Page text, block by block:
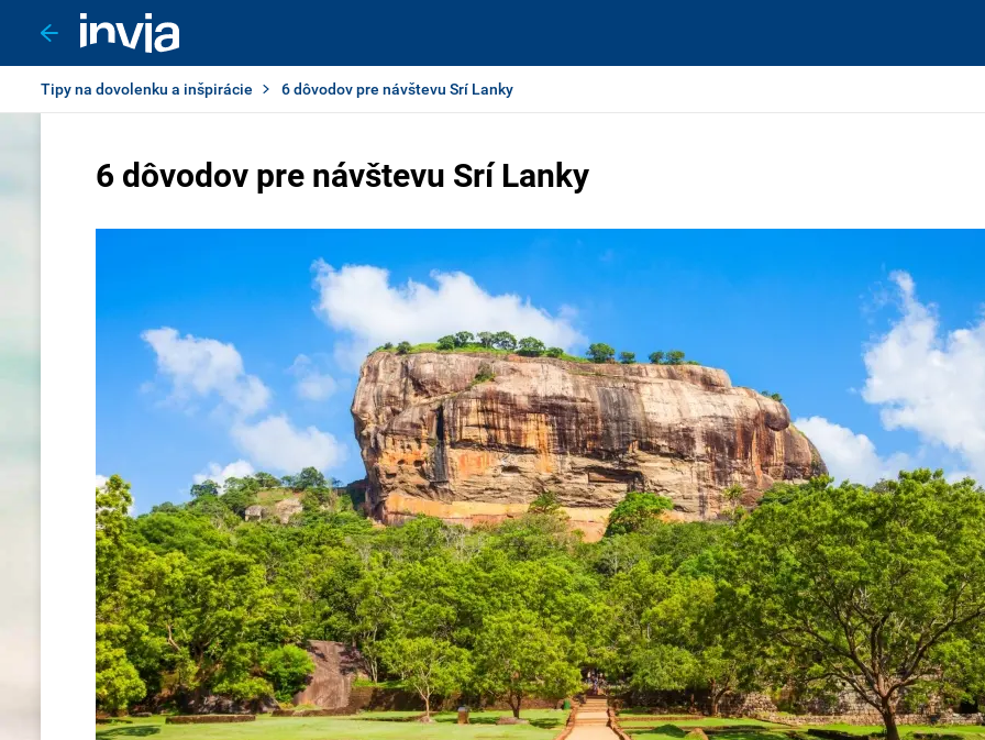
Tipy na dovolenku a inšpirácie 6 dôvodov pre návštevu Srí Lanky
6 dôvodov pre návštevu Srí Lanky